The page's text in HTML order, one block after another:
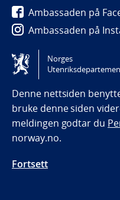
Ambassaden på
Ambassaden på
Ambassaden på
(NO)
Norges
Denne nettsiden
bruke denne siden
meldingen godtar du
norway.no.
Fortsett